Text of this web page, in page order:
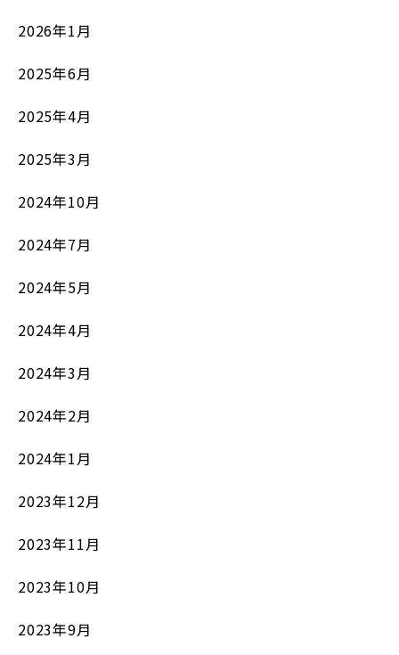
2026年1月
2025年6月
2025年4月
2025年3月
2024年10月
2024年7月
2024年5月
2024年4月
2024年3月
2024年2月
2024年1月
2023年12月
2023年11月
2023年10月
2023年9月